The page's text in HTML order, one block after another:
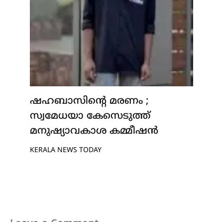
ഷഹബാസിന്റെ മരണം ;
സ്വമേധയാ കേസെടുത്ത്
മനുഷ്യാവകാശ കമ്മീഷൻ
KERALA NEWS TODAY